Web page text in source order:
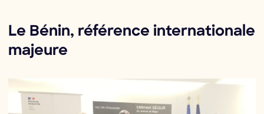
Le Bénin, référence internationale
majeure